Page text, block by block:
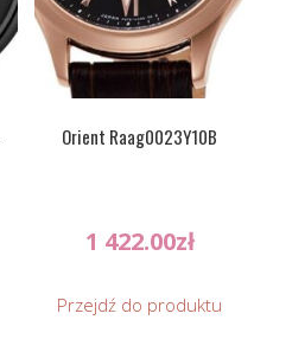
Orient Raag0023Y10B
1 422.00zł
Przejdź do produktu